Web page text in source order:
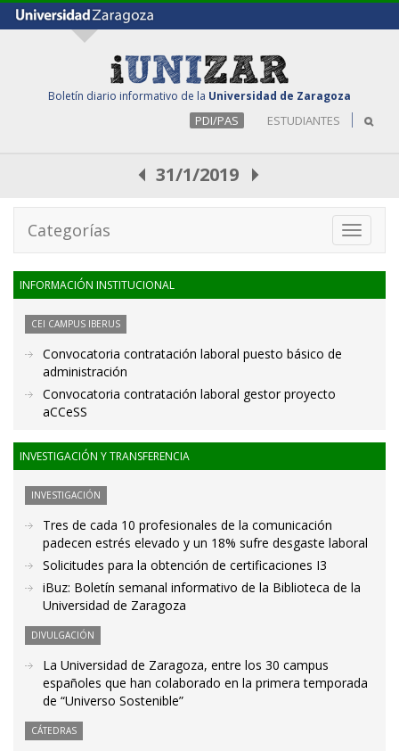
Boletín diario informativo de la Universidad de Zaragoza
PDI/PAS ESTUDIANTES
31/1/2019
Toggle
Categorías
INFORMACIÓN INSTITUCIONAL
CEI CAMPUS IBERUS
Convocatoria contratación laboral puesto básico de
administración
Convocatoria contratación laboral gestor proyecto
aCCeSS
INVESTIGACIÓN Y TRANSFERENCIA
INVESTIGACIÓN
Tres de cada 10 profesionales de la comunicación
padecen estrés elevado y un 18% sufre desgaste laboral
Solicitudes para la obtención de certificaciones I3
iBuz: Boletín semanal informativo de la Biblioteca de la
Universidad de Zaragoza
DIVULGACIÓN
La Universidad de Zaragoza, entre los 30 campus
españoles que han colaborado en la primera temporada
de “Universo Sostenible”
CÁTEDRAS